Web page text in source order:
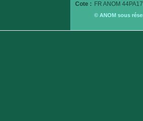
Cote : FR ANOM
© ANOM sous